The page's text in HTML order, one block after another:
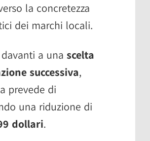
la concretezza
dei marchi locali.
a una scelta
successiva,
prevede di
una riduzione di
dollari.